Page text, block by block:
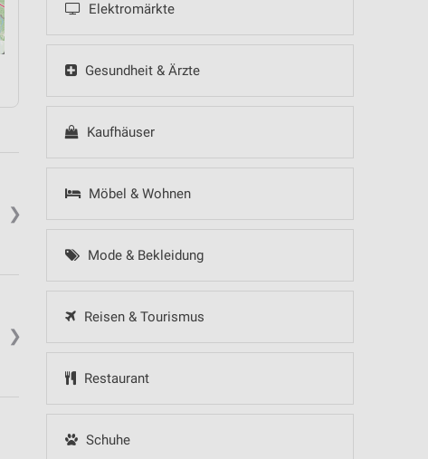
Elektromärkte
Gesundheit & Ärzte
Kaufhäuser
Möbel & Wohnen
Mode & Bekleidung
Reisen & Tourismus
Restaurant
Schuhe
❯
❯